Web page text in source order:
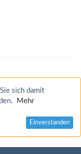
sich damit
Mehr
Einverstanden